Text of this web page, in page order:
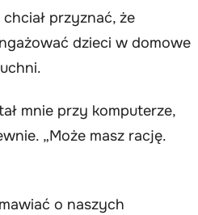
przyznać, że
dzieci w domowe
mnie przy komputerze,
„Może masz rację.
o naszych